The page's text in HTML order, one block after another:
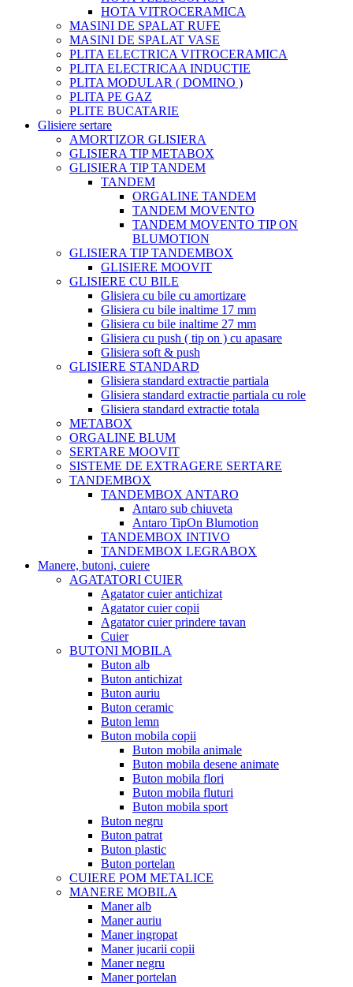
HOTA VITROCERAMICA
MASINI DE SPALAT RUFE
MASINI DE SPALAT VASE
PLITA ELECTRICA VITROCERAMICA
PLITA ELECTRICAA INDUCTIE
PLITA MODULAR ( DOMINO )
PLITA PE GAZ
PLITE BUCATARIE
Glisiere sertare
AMORTIZOR GLISIERA
GLISIERA TIP METABOX
GLISIERA TIP TANDEM
TANDEM
ORGALINE TANDEM
TANDEM MOVENTO
TANDEM MOVENTO TIP ON
BLUMOTION
GLISIERA TIP TANDEMBOX
GLISIERE MOOVIT
GLISIERE CU BILE
Glisiera cu bile cu amortizare
Glisiera cu bile inaltime 17 mm
Glisiera cu bile inaltime 27 mm
Glisiera cu push ( tip on ) cu apasare
Glisiera soft & push
GLISIERE STANDARD
Glisiera standard extractie partiala
Glisiera standard extractie partiala cu role
Glisiera standard extractie totala
METABOX
ORGALINE BLUM
SERTARE MOOVIT
SISTEME DE EXTRAGERE SERTARE
TANDEMBOX
TANDEMBOX ANTARO
Antaro sub chiuveta
Antaro TipOn Blumotion
TANDEMBOX INTIVO
TANDEMBOX LEGRABOX
Manere, butoni, cuiere
AGATATORI CUIER
Agatator cuier antichizat
Agatator cuier copii
Agatator cuier prindere tavan
Cuier
BUTONI MOBILA
Buton alb
Buton antichizat
Buton auriu
Buton ceramic
Buton lemn
Buton mobila copii
Buton mobila animale
Buton mobila desene animate
Buton mobila flori
Buton mobila fluturi
Buton mobila sport
Buton negru
Buton patrat
Buton plastic
Buton portelan
CUIERE POM METALICE
MANERE MOBILA
Maner alb
Maner auriu
Maner ingropat
Maner jucarii copii
Maner negru
Maner portelan